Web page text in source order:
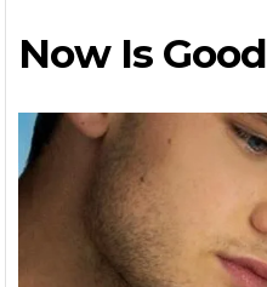
Now Is Good